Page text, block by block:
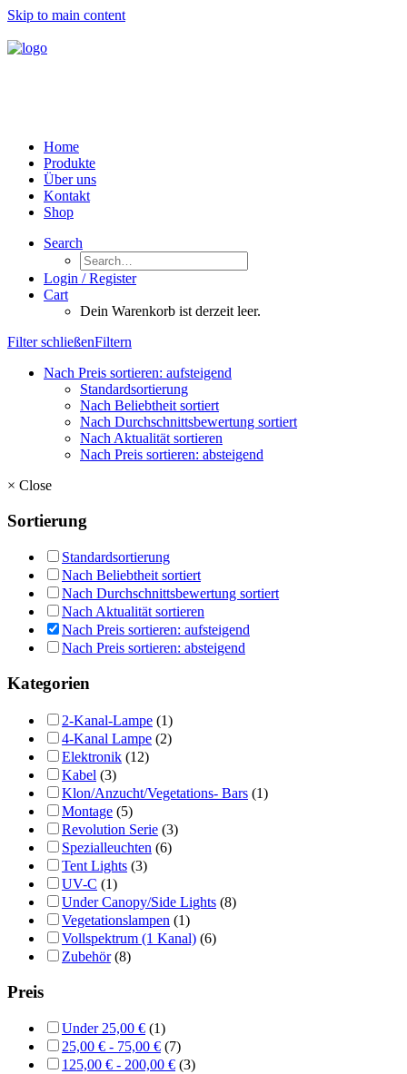
Skip to main content
Home
Produkte
Über uns
Kontakt
Shop
Search
Login / Register
Cart
Dein Warenkorb ist derzeit leer.
Filter schließenFiltern
Nach Preis sortieren: aufsteigend
Standardsortierung
Nach Beliebtheit sortiert
Nach Durchschnittsbewertung sortiert
Nach Aktualität sortieren
Nach Preis sortieren: absteigend
× Close
Sortierung
Standardsortierung
Nach Beliebtheit sortiert
Nach Durchschnittsbewertung sortiert
Nach Aktualität sortieren
Nach Preis sortieren: aufsteigend
Nach Preis sortieren: absteigend
Kategorien
2-Kanal-Lampe (1)
4-Kanal Lampe (2)
Elektronik (12)
Kabel (3)
Klon/Anzucht/Vegetations- Bars (1)
Montage (5)
Revolution Serie (3)
Spezialleuchten (6)
Tent Lights (3)
UV-C (1)
Under Canopy/Side Lights (8)
Vegetationslampen (1)
Vollspektrum (1 Kanal) (6)
Zubehör (8)
Preis
Under 25,00 € (1)
25,00 € - 75,00 € (7)
125,00 € - 200,00 € (3)